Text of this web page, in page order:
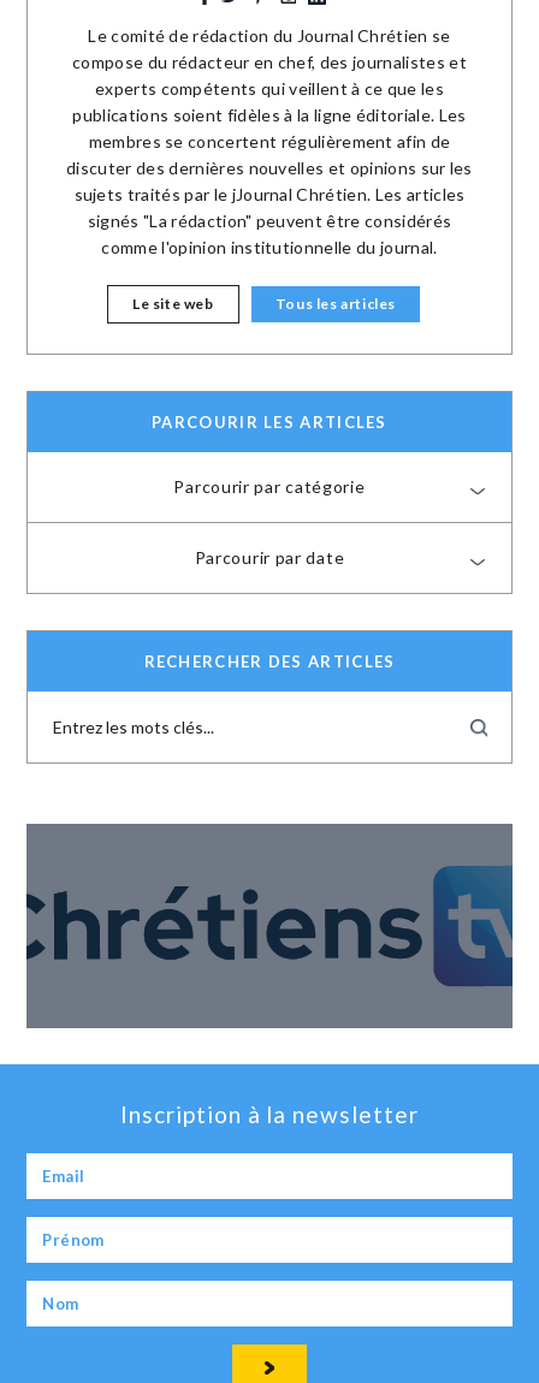
Le comité de rédaction du Journal Chrétien se
compose du rédacteur en chef, des journalistes et
experts compétents qui veillent à ce que les
publications soient fidèles à la ligne éditoriale. Les
membres se concertent régulièrement afin de
discuter des dernières nouvelles et opinions sur les
sujets traités par le jJournal Chrétien. Les articles
signés "La rédaction" peuvent être considérés
comme l'opinion institutionnelle du journal.
Le site web Tous les articles
PARCOURIR LES ARTICLES
Parcourir par catégorie
Parcourir par date
RECHERCHER DES ARTICLES
Inscription à la newsletter